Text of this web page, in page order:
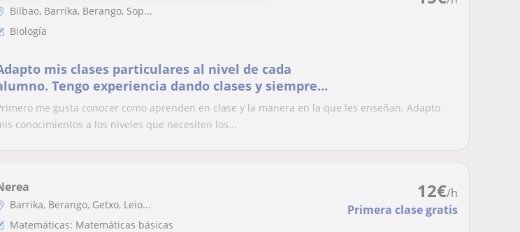
Bilbao, Barrika, Berango, Sop...
Biología
mis clases particulares al nivel de cada
Tengo experiencia dando clases y siempre
muy contentos y preparados para los exámenes
me gusta conocer como aprenden en clase y la manera en la que les enseñan. Adapto
conocimientos a los niveles que necesiten los...
12€/h
Primera clase gratis
Barrika, Berango, Getxo, Leio...
Matemáticas: Matemáticas básicas